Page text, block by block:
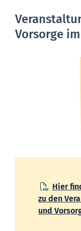
Vorsorge
Hier
zu den
und